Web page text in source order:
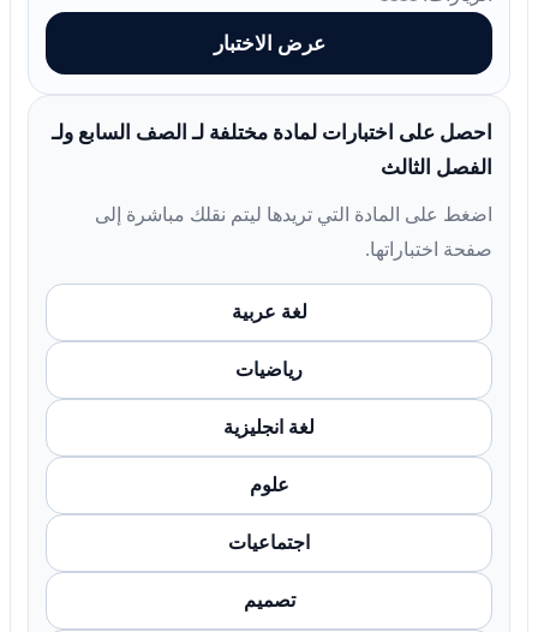
عرض الاختبار
احصل على اختبارات لمادة مختلفة لـ الصف السابع ولـ
الفصل الثالث
اضغط على المادة التي تريدها ليتم نقلك مباشرة إلى
صفحة اختباراتها.
لغة عربية
رياضيات
لغة انجليزية
علوم
اجتماعيات
تصميم